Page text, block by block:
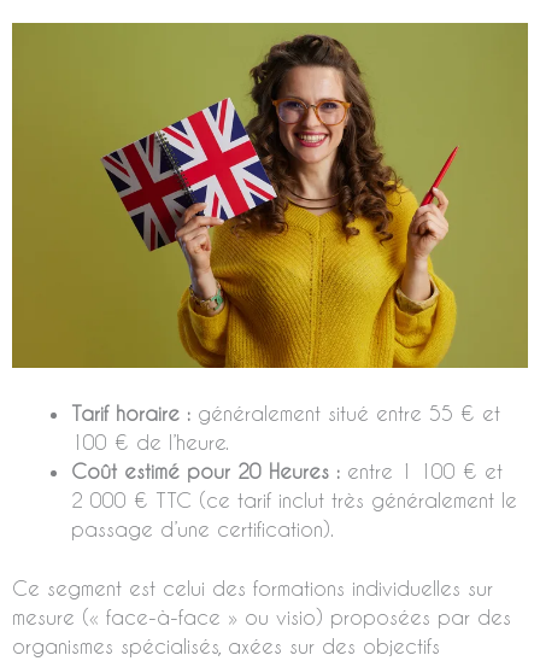
Tarif horaire : généralement situé entre 55 € et
100 € de l’heure.
Coût estimé pour 20 Heures : entre 1 100 € et
2 000 € TTC (ce tarif inclut très généralement le
passage d’une certification).
Ce segment est celui des formations individuelles sur
mesure (« face-à-face » ou visio) proposées par des
organismes spécialisés, axées sur des objectifs